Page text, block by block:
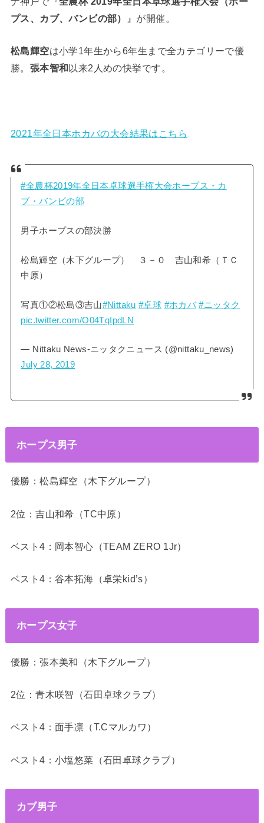
プス、カブ、バンビの部）
』が開催。
松島輝空は小学1年生から6年生まで全カテゴリーで優
勝。 張本智和以来2人めの快挙です。
2021年全日本ホカバの大会結果はこちら
#全農杯2019年全日本卓球選手権大会ホープス・カ
ブ・バンビの部
男子ホープスの部決勝
松島輝空（木下グループ） ３－０ 吉山和希（ＴＣ
中原）
写真①②松島③吉山#Nittaku #卓球 #ホカバ #ニッタク
pic.twitter.com/O04TqIpdLN
— Nittaku News-ニッタクニュース (@nittaku_news)
July 28, 2019
ホープス男子
優勝：松島輝空（木下グループ）
2位：吉山和希（TC中原）
ベスト4：岡本智心（TEAM ZERO 1Jr）
ベスト4：谷本拓海（卓栄kid’s）
ホープス女子
優勝：張本美和（木下グループ）
2位：青木咲智（石田卓球クラブ）
ベスト4：面手凛（T.Cマルカワ）
ベスト4：小塩悠菜（石田卓球クラブ）
カブ男子